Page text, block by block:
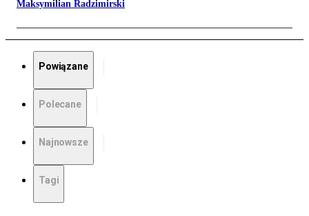
Maksymilian Radzimirski
Powiązane
Polecane
Najnowsze
Tagi